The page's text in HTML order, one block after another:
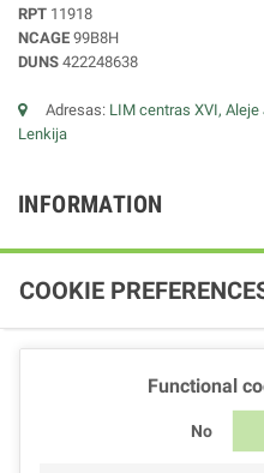
RPT 11918
NCAGE 99B8H
DUNS 422248638
Adresas: LIM centras XVI,
Lenkija
INFORMATION
COOKIE
Functional
No